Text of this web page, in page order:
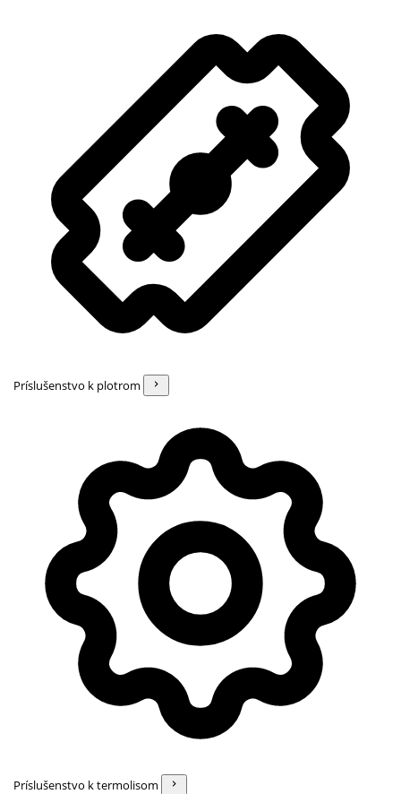
Príslušenstvo k plotrom
Príslušenstvo k termolisom